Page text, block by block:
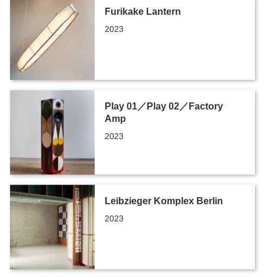
Furikake Lantern
2023
Play 01／Play 02／Factory
Amp
2023
Leibzieger Komplex Berlin
2023